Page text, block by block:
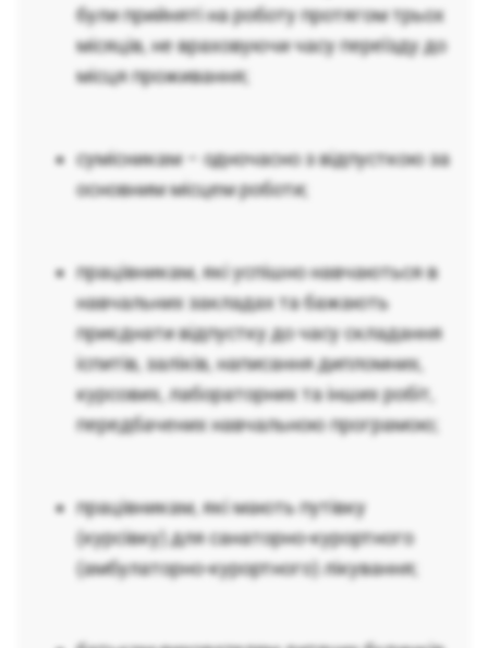
були прийняті на роботу протягом трьох
місяців, не враховуючи часу переїзду до
місця проживання;
сумісникам – одночасно з відпусткою за
основним місцем роботи;
працівникам, які успішно навчаються в
навчальних закладах та бажають
приєднати відпустку до часу складання
іспитів, заліків, написання дипломних,
курсових, лабораторних та інших робіт,
передбачених навчальною програмою;
працівникам, які мають путівку
(курсівку) для санаторно-курортного
(амбулаторно-курортного) лікування;